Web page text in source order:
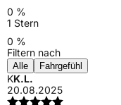
0 %
1 Stern
0 %
Filtern nach
Alle Fahrgefühl
KK.L.
20.08.2025